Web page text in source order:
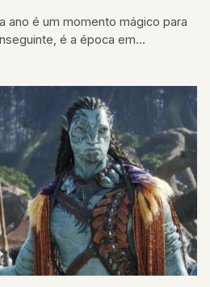
ano é um momento mágico para
é a época em…